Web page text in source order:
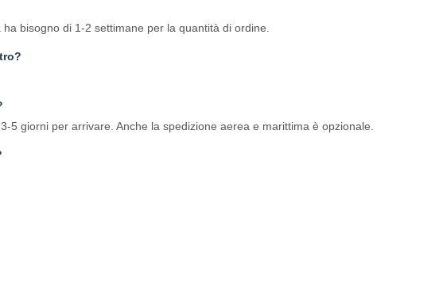
bisogno di 1-2 settimane per la quantità di ordine.
5 giorni per arrivare. Anche la spedizione aerea e marittima è opzionale.